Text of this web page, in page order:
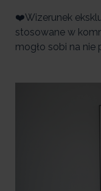
❤️Wizerunek
stosowane w
mogło sobi na nie